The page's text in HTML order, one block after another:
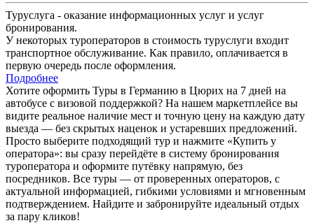
Туруслуга - оказание информационных услуг и услуг
бронирования.
У некоторых туроператоров в стоимость туруслуги входит
транспортное обслуживание. Как правило, оплачивается в
первую очередь после оформления.
Подробнее
Хотите оформить Туры в Германию в Цюрих на 7 дней на
автобусе с визовой поддержкой? На нашем маркетплейсе вы
видите реальное наличие мест и точную цену на каждую дату
выезда — без скрытых наценок и устаревших предложений.
Просто выберите подходящий тур и нажмите «Купить у
оператора»: вы сразу перейдёте в систему бронирования
туроператора и оформите путёвку напрямую, без
посредников. Все туры — от проверенных операторов, с
актуальной информацией, гибкими условиями и мгновенным
подтверждением. Найдите и забронируйте идеальный отдых
за пару кликов!